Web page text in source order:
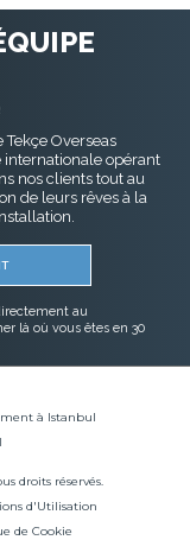
Overseas
opérant
nos clients tout au
de leurs rêves à la
au
là où vous êtes en 30
à Istanbul
droits réservés.
d'Utilisation
de Cookie